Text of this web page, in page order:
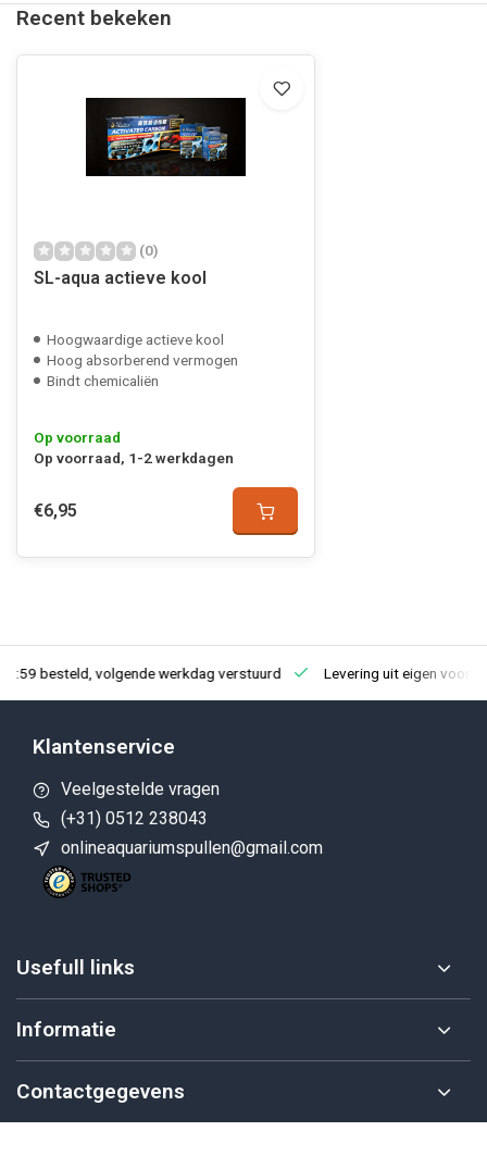
Recent bekeken
(0)
SL-aqua actieve kool
Hoogwaardige actieve kool
Hoog absorberend vermogen
Bindt chemicaliën
Op voorraad
Op voorraad, 1-2 werkdagen
€6,95
besteld, volgende werkdag verstuurd Levering uit eigen
Klantenservice
Veelgestelde vragen
(+31) 0512 238043
onlineaquariumspullen@gmail.com
Usefull links
Informatie
Contactgegevens